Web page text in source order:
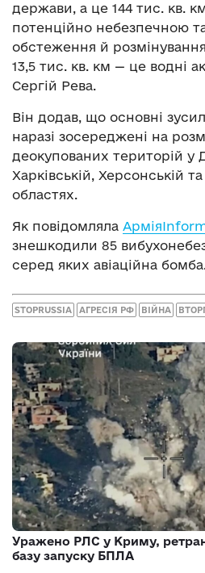
держави, а це 144 тис. кв.
потенційно небезпечною
обстеження й
13,5 тис. кв. км — це водні
Сергій Рева.
Він додав, що основні
наразі зосереджені на
деокупованих територій у
Харківській, Херсонській
областях.
Як повідомляла
знешкодили 85
серед яких авіаційна
STOPRUSSIA АГРЕСІЯ РФ ВІЙНА
Уражено РЛС у Криму,
базу запуску БПЛА